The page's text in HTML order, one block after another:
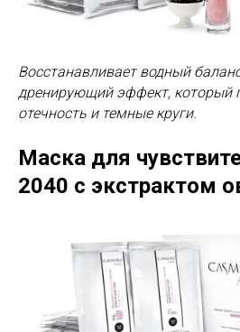
Восстанавливает водный
дренирующий эффект, который
отечность и темные круги.
Маска для
2040 с экстрактом